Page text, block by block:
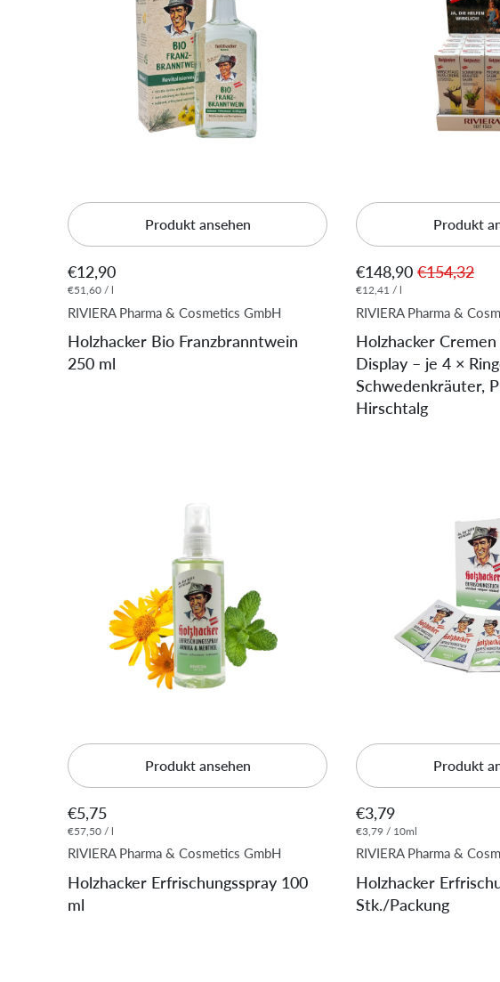
Produkt ansehen
€12,90
€51,60 / l
RIVIERA Pharma & Cosmetics GmbH
Holzhacker Bio Franzbranntwein
250 ml
Produkt
€148,90 €154,32
€12,41 / l
RIVIERA Pharma &
Holzhacker
Display – je 4 ×
Schwedenkräuter,
Hirschtalg
Produkt ansehen
€5,75
€57,50 / l
RIVIERA Pharma & Cosmetics GmbH
Holzhacker Erfrischungsspray 100
ml
Produkt
€3,79
€3,79 / 10ml
RIVIERA Pharma &
Holzhacker
Stk./Packung